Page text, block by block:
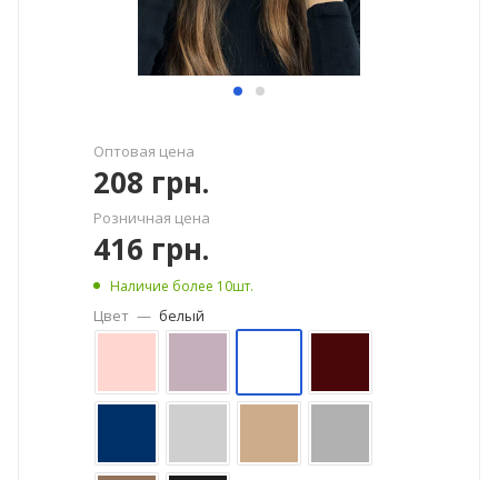
Оптовая цена
208 грн.
Розничная цена
416 грн.
Наличие более 10шт.
Цвет — белый